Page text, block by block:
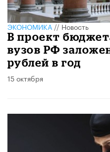
ЭКОНОМИКА//Новость
В проект
вузов РФ
рублей в год
15 октября